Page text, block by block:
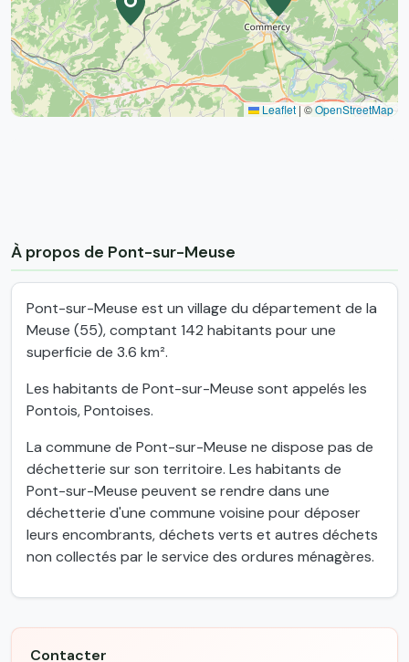
Leaflet | ©OpenStreetMap
À propos de Pont-sur-Meuse
Pont-sur-Meuse est un village du département de la
Meuse (55), comptant 142 habitants pour une
superficie de 3.6 km².
Les habitants de Pont-sur-Meuse sont appelés les
Pontois, Pontoises.
La commune de Pont-sur-Meuse ne dispose pas de
déchetterie sur son territoire. Les habitants de
Pont-sur-Meuse peuvent se rendre dans une
déchetterie d'une commune voisine pour déposer
leurs encombrants, déchets verts et autres déchets
non collectés par le service des ordures ménagères.
Contacter